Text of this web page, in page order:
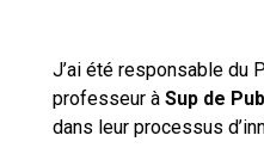
J’ai été responsable du
professeur à Sup de
dans leur processus